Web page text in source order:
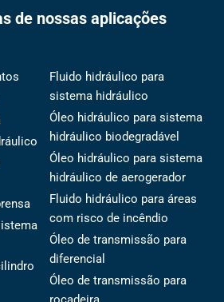
de nossas aplicações
Fluido hidráulico para
sistema hidráulico
Óleo hidráulico para sistema
hidráulico biodegradável
Óleo hidráulico para sistema
hidráulico de aerogerador
Fluido hidráulico para áreas
com risco de incêndio
Óleo de transmissão para
diferencial
Óleo de transmissão para